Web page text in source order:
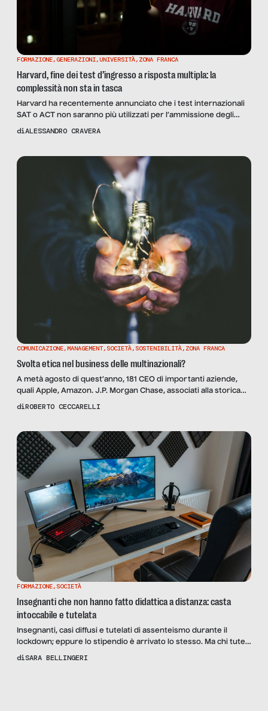
FORMAZIONE,GENERAZIONI,UNIVERSITÀ, ZONA FRANCA
Harvard, fine dei test d’ingresso a risposta multipla: la
complessità non sta in tasca
Harvard ha recentemente annunciato che i test internazionali
SAT o ACT non saranno più utilizzati per l’ammissione degli
studenti nei prossimi quattro anni: la prestigiosa università
ammissione. La decisione di Harvard segue la direzione presa
diALESSANDRO CRAVERA
COMUNICAZIONE,MANAGEMENT, SOCIETÀ, SOSTENIBILITÀ, ZONA FRANCA
Svolta etica nel business delle multinazionali?
A metà agosto di quest’anno, 181 CEO di importanti aziende,
quali Apple, Amazon. J.P. Morgan Chase, associati alla storica
organizzazione statunitense Business Roundtable, hanno
particolare interesse, perché ne è stata fatta una lettura etica
da parte dei media europei. […]
diROBERTO CECCARELLI
FORMAZIONE, SOCIETÀ
Insegnanti che non hanno fatto didattica a distanza: casta
intoccabile e tutelata
Insegnanti, casi diffusi e tutelati di assenteismo durante il
lockdown; eppure lo stipendio è arrivato lo stesso. Ma chi tutela
gli studenti?
diSARA BELLINGERI